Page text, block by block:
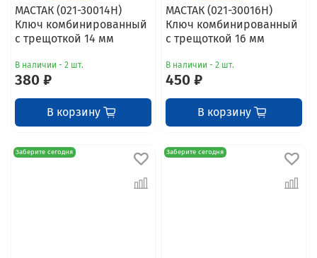
МАСТАК (021-30014H)
Ключ комбинированный
с трещоткой 14 мм
В наличии - 2 шт.
380 ₽
В корзину
МАСТАК (021-30016H)
Ключ комбинированный
с трещоткой 16 мм
В наличии - 2 шт.
450 ₽
В корзину
Заберите сегодня Заберите сегодня